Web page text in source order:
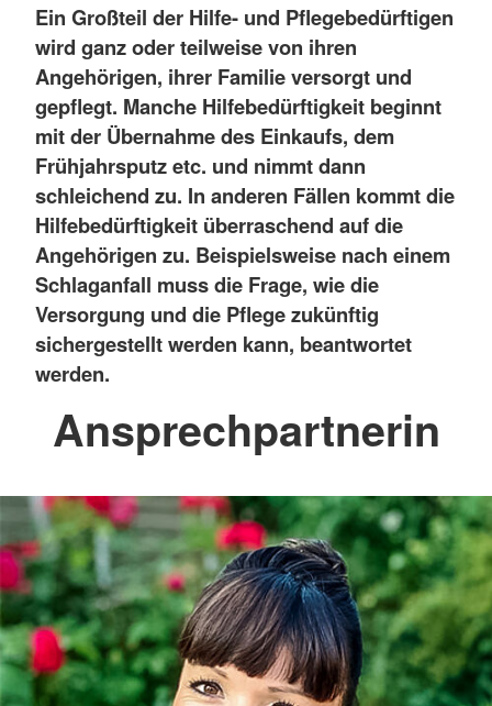
Ein Großteil der Hilfe- und Pflegebedürftigen
wird ganz oder teilweise von ihren
Angehörigen, ihrer Familie versorgt und
gepflegt. Manche Hilfebedürftigkeit beginnt
mit der Übernahme des Einkaufs, dem
Frühjahrsputz etc. und nimmt dann
schleichend zu. In anderen Fällen kommt die
Hilfebedürftigkeit überraschend auf die
Angehörigen zu. Beispielsweise nach einem
Schlaganfall muss die Frage, wie die
Versorgung und die Pflege zukünftig
sichergestellt werden kann, beantwortet
werden.
Ansprechpartnerin